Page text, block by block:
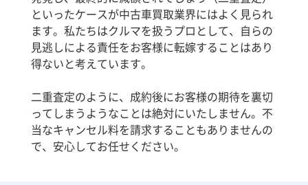
といったケースが中古車買取業界にはよく見られ
ます。私たちはクルマを扱うプロとして、自らの
見逃しによる責任をお客様に転嫁することはあり
得ないと考えています。
二重査定のように、成約後にお客様の期待を裏切
ってしまうようなことは絶対にいたしません。不
当なキャンセル料を請求することもありませんの
で、安心してお任せください。